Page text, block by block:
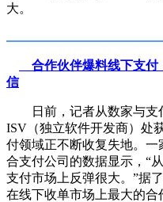
大。
合作伙伴爆料线下支付
信
日前，记者从数家与支
ISV（独立软件开发商）处
付领域正不断收复失地。
合支付公司的数据显示，“
支付市场上反弹很大。”据
在线下收单市场上最大的合